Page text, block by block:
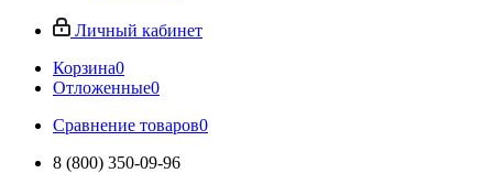
Личный кабинет
Корзина0
Отложенные0
Сравнение товаров0
8 (800) 350-09-96